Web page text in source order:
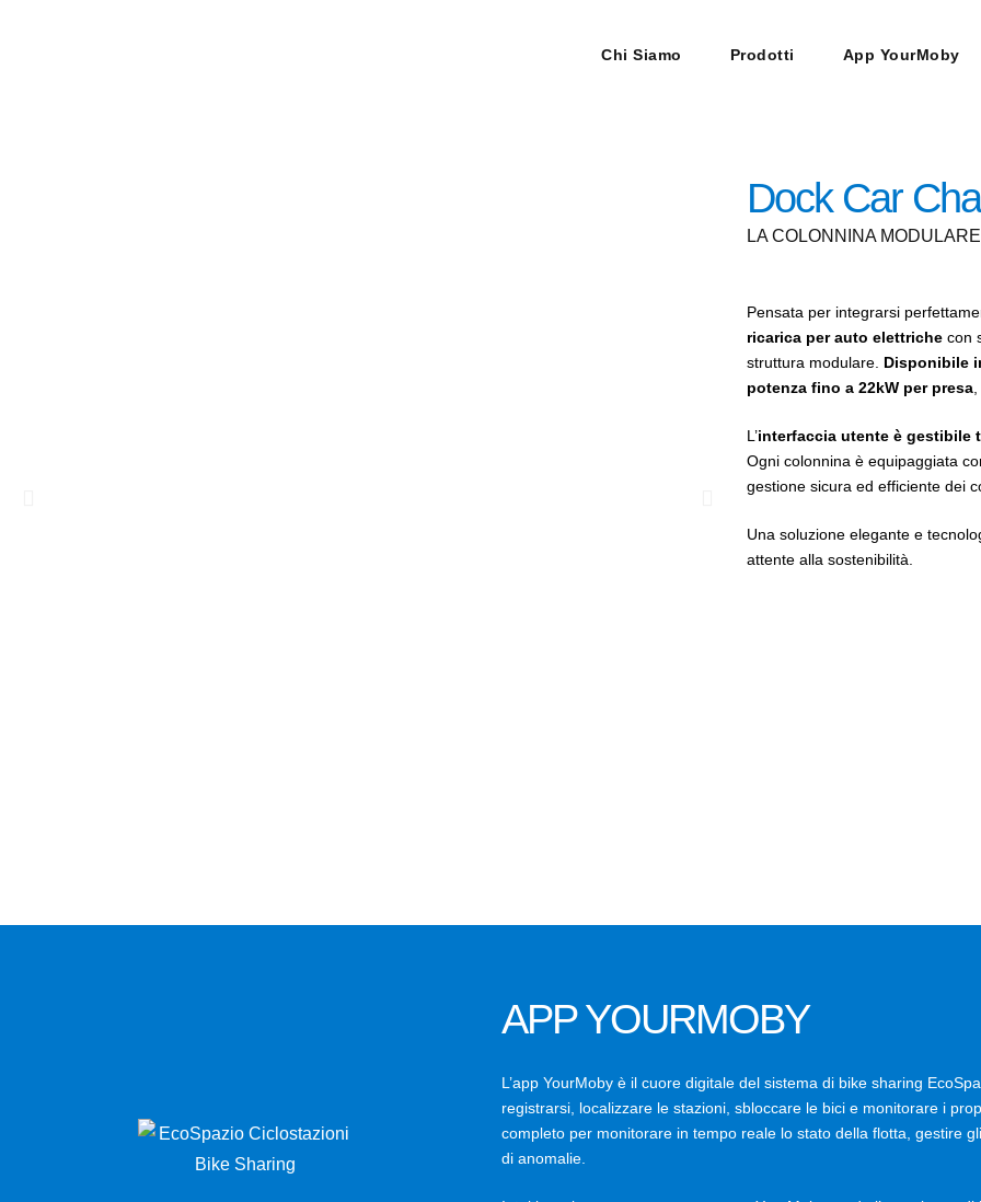
Chi Siamo Prodotti App YourMoby
Dock Car
LA COLONNINA
Pensata per integrarsi
ricarica per auto elettriche con
struttura modulare. Disponibile
potenza fino a 22kW per presa
L’interfaccia utente è gestibile
Ogni colonnina è equipaggiata
gestione sicura ed efficiente dei
Una soluzione elegante e
attente alla sostenibilità.
APP YOURMOBY
L’app YourMoby è il cuore digitale del sistema di bike sharing
registrarsi, localizzare le stazioni, sbloccare le bici e monitorare i
completo per monitorare in tempo reale lo stato della flotta, gestire
di anomalie.